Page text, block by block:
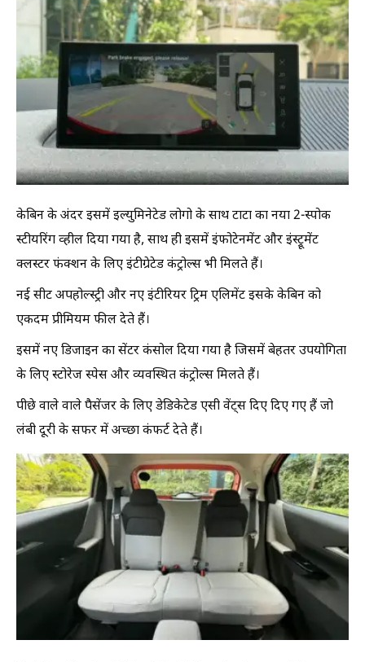
केबिन के अंदर इसमें इल्युमिनेटेड लोगो के साथ टाटा का नया 2-स्पोक
स्टीयरिंग व्हील दिया गया है, साथ ही इसमें इंफोटेनमेंट और इंस्ट्रूमेंट
क्लस्टर फंक्शन के लिए इंटीग्रेटेड कंट्रोल्स भी मिलते हैं।
नई सीट अपहोल्स्ट्री और नए इंटीरियर ट्रिम एलिमेंट इसके केबिन को
एकदम प्रीमियम फील देते हैं।
इसमें नए डिजाइन का सेंटर कंसोल दिया गया है जिसमें बेहतर उपयोगिता
के लिए स्टोरेज स्पेस और व्यवस्थित कंट्रोल्स मिलते हैं।
पीछे वाले वाले पैसेंजर के लिए डेडिकेटेड एसी वेंट्स दिए दिए गए हैं जो
लंबी दूरी के सफर में अच्छा कंफर्ट देते हैं।